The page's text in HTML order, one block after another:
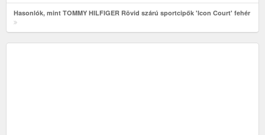
Hasonlók, mint TOMMY HILFIGER Rövid szárú sportcipők 'Icon Court' fehér